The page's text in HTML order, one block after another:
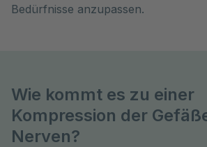
Bedürfnisse anzupassen.
Wie kommt es zu einer
Kompression der
Nerven?